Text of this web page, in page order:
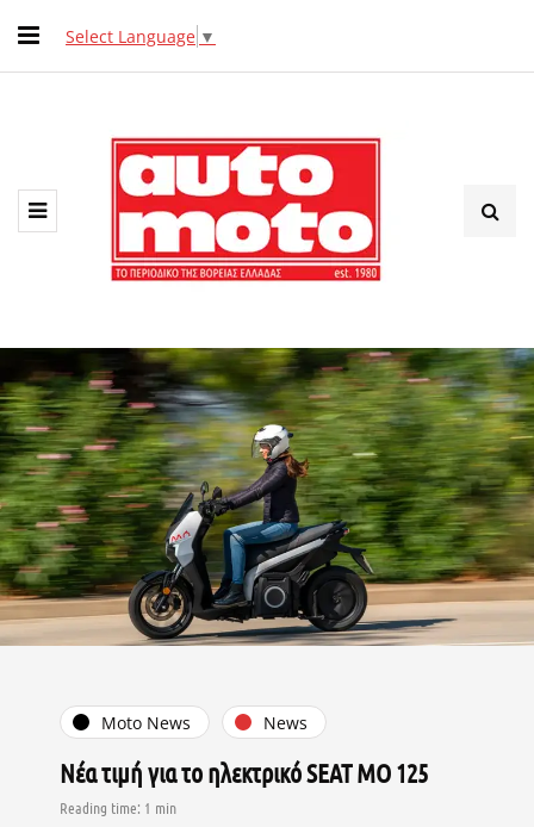
Select Language ▼
Moto News News
Νέα τιμή για το ηλεκτρικό SEAT MO 125